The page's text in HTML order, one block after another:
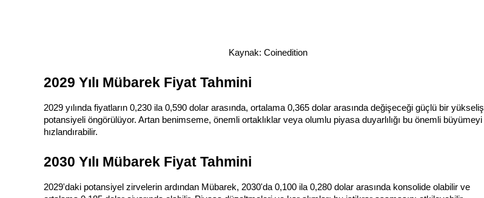
Kaynak: Coinedition
2029 Yılı Mübarek Fiyat Tahmini
2029 yılında fiyatların 0,230 ila 0,590 dolar arasında, ortalama 0,365 dolar arasında değişeceği güçlü bir yükseliş
potansiyeli öngörülüyor. Artan benimseme, önemli ortaklıklar veya olumlu piyasa duyarlılığı bu önemli büyümeyi
hızlandırabilir.
2030 Yılı Mübarek Fiyat Tahmini
2029'daki potansiyel zirvelerin ardından Mübarek, 2030'da 0,100 ila 0,280 dolar arasında konsolide olabilir ve